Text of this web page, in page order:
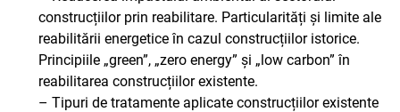
construcțiilor prin reabilitare. Particularități și limite ale
reabilitării energetice în cazul construcțiilor istorice.
Principiile „green”, „zero energy” și „low carbon” în
reabilitarea construcțiilor existente.
– Tipuri de tratamente aplicate construcțiilor existente